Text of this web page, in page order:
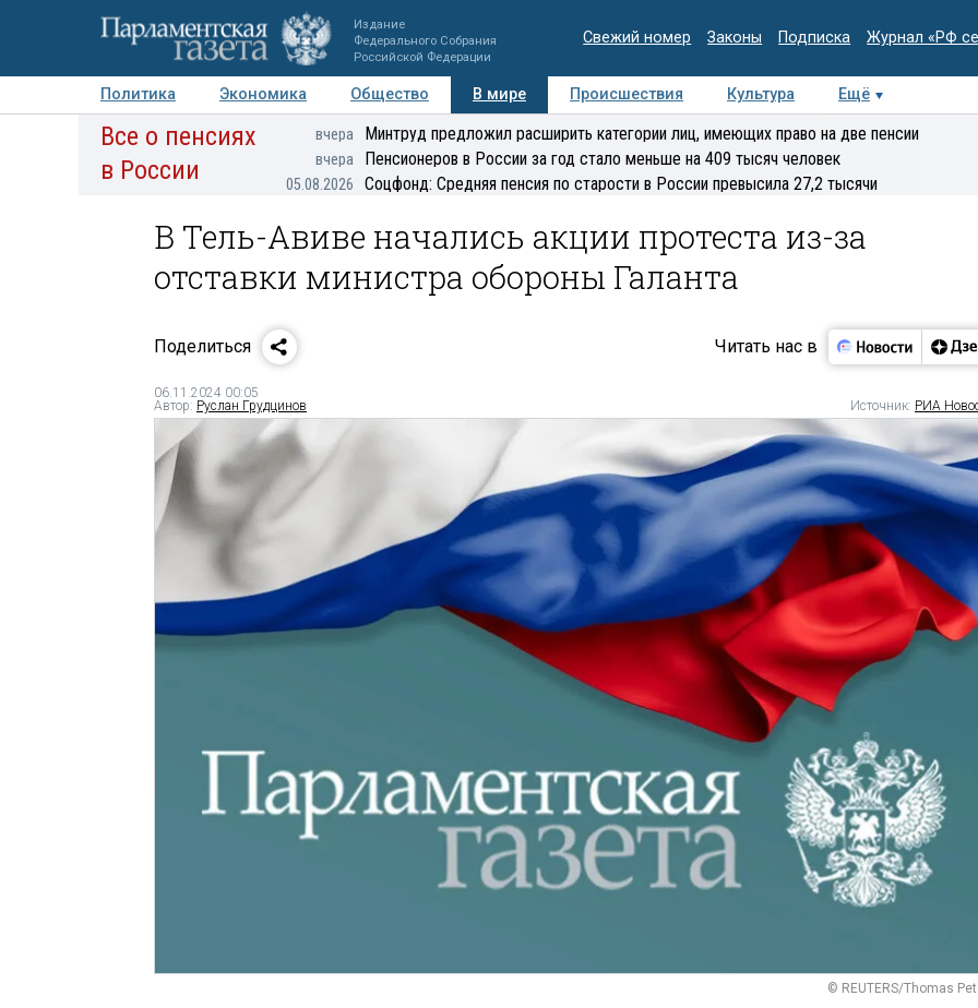
Издание
Федерального Собрания
Российской Федерации
Свежий номер Законы Подписка Журнал «РФ
Политика Экономика Общество В мире Происшествия Культура
Ещё
Авторы Персоны Мнения Регионы Медиацентр Интервью Колумнисты
Все о пенсиях
в России
вчера Минтруд предложил расширить категории лиц, имеющих право на две пенсии
вчера Пенсионеров в России за год стало меньше на 409 тысяч человек
05.08.2026 Соцфонд: Средняя пенсия по старости в России превысила 27,2 тысячи
В Тель-Авиве начались акции протеста из-за
отставки министра обороны Галанта
Поделиться Читать нас в
06.11.2024 00:05
Автор: Руслан Грудцинов Источник: РИА
© REUTERS/Thomas